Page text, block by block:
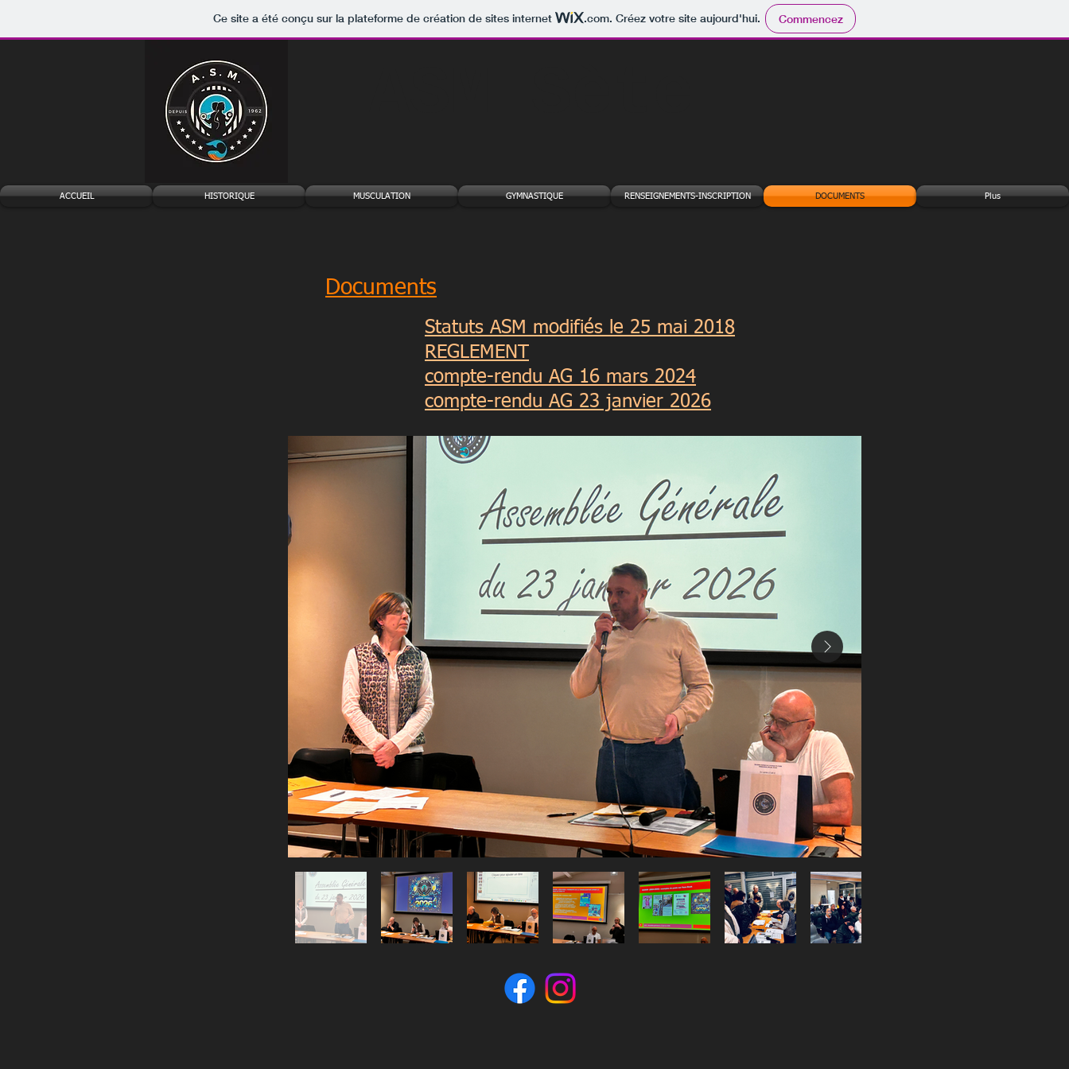
Ce site a été conçu sur la plateforme de création de sites internet .com. Créez votre site aujourd'hui. Commencez
ACCUEIL HISTORIQUE MUSCULATION GYMNASTIQUE RENSEIGNEMENTS-INSCRIPTION DOCUMENTS Plus
Documents
Statuts ASM modifiés le 25 mai 2018
REGLEMENT
compte-rendu AG 16 mars 2024
compte-rendu AG 23 janvier 2026